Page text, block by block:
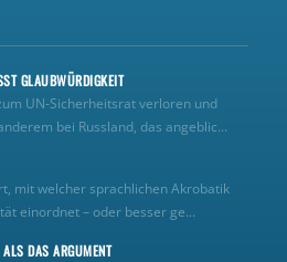
GLAUBWÜRDIGKEIT
UN‑Sicherheitsrat verloren und
bei Russland, das angeblic...
mit welcher sprachlichen Akrobatik
einordnet – oder besser ge...
DAS ARGUMENT